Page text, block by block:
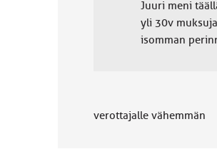
Juuri meni
yli 30v
isomman
verottajalle vähemmän